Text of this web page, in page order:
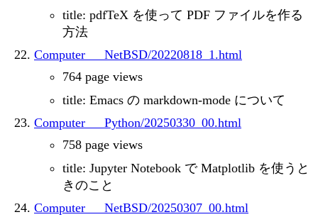
title: pdfTeX を使って PDF ファイルを作る
方法
Computer___NetBSD/20220818_1.html
764 page views
title: Emacs の markdown-mode について
Computer___Python/20250330_00.html
758 page views
title: Jupyter Notebook で Matplotlib を使うと
きのこと
Computer___NetBSD/20250307_00.html